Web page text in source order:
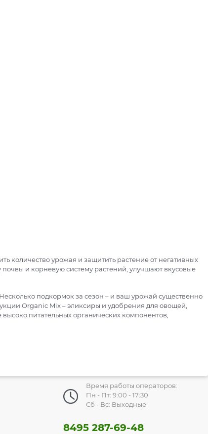
количество урожая и защитить растение от негативных
и корневую систему растений, улучшают вкусовые
подкормок за сезон – и ваш урожай существенно
Organic Mix – эликсиры и удобрения для овощей,
питательных органических компонентов,
Время работы операторов:
Пн - Пт: 9:00 - 17:30
Сб - Вс: Выходные
8495 287-69-48